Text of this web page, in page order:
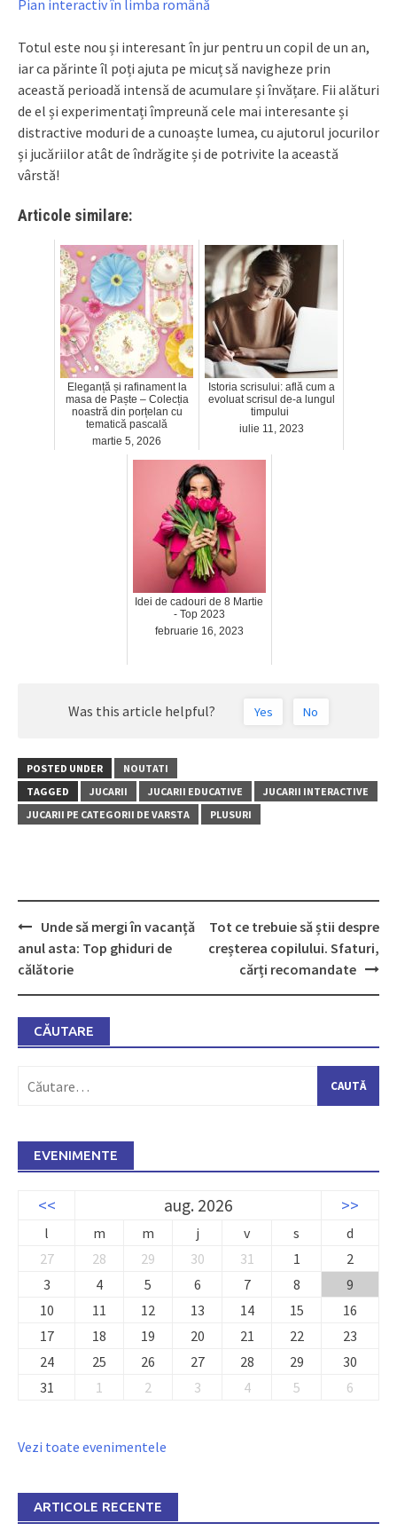
Pian interactiv în limba română
Totul este nou și interesant în jur pentru un copil de un an,
iar ca părinte îl poți ajuta pe micuț să navigheze prin
această perioadă intensă de acumulare și învățare. Fii alături
de el și experimentați împreună cele mai interesante și
distractive moduri de a cunoaște lumea, cu ajutorul jocurilor
și jucăriilor atât de îndrăgite și de potrivite la această
vârstă!
Articole similare:
Eleganță și rafinament la
masa de Paște – Colecția
noastră din porțelan cu
tematică pascală
martie 5, 2026
Istoria scrisului: află cum a
evoluat scrisul de-a lungul
timpului
iulie 11, 2023
Idei de cadouri de 8 Martie
- Top 2023
februarie 16, 2023
Was this article helpful? Yes No
POSTED UNDER
NOUTATI
TAGGED
JUCARII JUCARII EDUCATIVE
JUCARII INTERACTIVE
JUCARII PE CATEGORII DE VARSTA
PLUSURI
Post
navigation
Unde să mergi în vacanță
anul asta: Top ghiduri de
călătorie
Tot ce trebuie să știi despre
creșterea copilului. Sfaturi,
cărți recomandate
CĂUTARE
Caută
EVENIMENTE
<< aug. 2026 >>
l m m j v s
d
27
28 29 30 31 1
2
3
4 5 6 7 8
9
10
11 12 13 14 15
16
17
18 19 20 21 22
23
24
25 26 27 28 29
30
31
1 2 3 4 5 6
Vezi toate evenimentele
ARTICOLE RECENTE